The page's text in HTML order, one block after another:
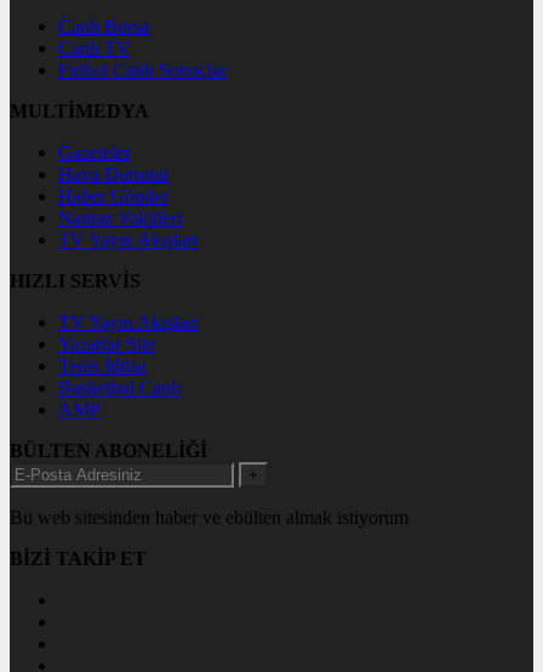
Canlı Borsa
Canlı TV
Futbol Canlı Sonuçlar
MULTİMEDYA
Gazeteler
Hava Durumu
Haber Gönder
Namaz Vakitleri
TV Yayın Akışları
HIZLI SERVİS
TV Yayın Akışları
Yazarlar Site
Tenis İddaa
Basketbol Canlı
AMP
BÜLTEN ABONELİĞİ
+
Bu web sitesinden haber ve ebülten almak istiyorum
BİZİ TAKİP ET